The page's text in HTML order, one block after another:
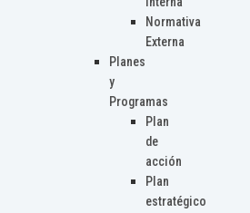
Normativa
Externa
Planes
y
Programas
Plan
de
acción
Plan
estratégico